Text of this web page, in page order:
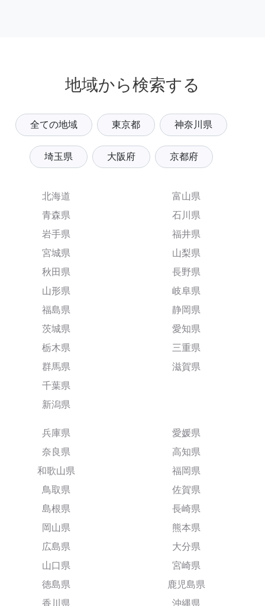
地域から検索する
全ての地域 東京都 神奈川県
埼玉県 大阪府 京都府
北海道
青森県
岩手県
宮城県
秋田県
山形県
福島県
茨城県
栃木県
群馬県
千葉県
新潟県
富山県
石川県
福井県
山梨県
長野県
岐阜県
静岡県
愛知県
三重県
滋賀県
兵庫県
奈良県
和歌山県
鳥取県
島根県
岡山県
広島県
山口県
徳島県
香川県
愛媛県
高知県
福岡県
佐賀県
長崎県
熊本県
大分県
宮崎県
鹿児島県
沖縄県